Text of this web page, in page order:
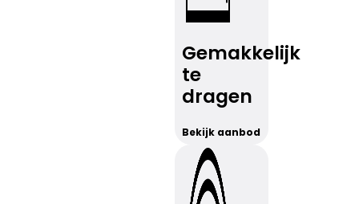
Gemakkelijk
te
dragen
Bekijk aanbod